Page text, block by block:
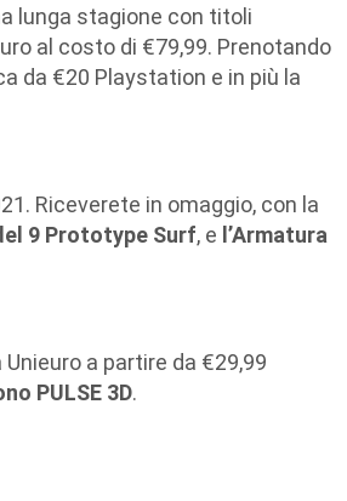
lunga stagione con titoli
al costo di €79,99. Prenotando
da €20 Playstation e in più la
Riceverete in omaggio, con la
9 Prototype Surf, e l’Armatura
a partire da €29,99
PULSE 3D.